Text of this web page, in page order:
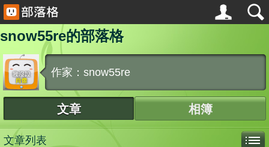
snow55re的部落格
作家：snow55re
文章 相簿
文章列表